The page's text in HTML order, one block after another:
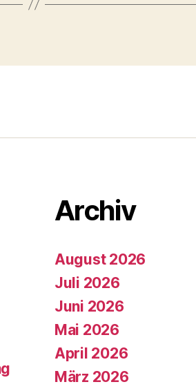
Archiv
August 2026
Juli 2026
Juni 2026
Mai 2026
April 2026
März 2026